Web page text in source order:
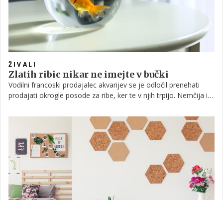
ŽIVALI
Zlatih ribic nikar ne imejte v bučki
Vodilni francoski prodajalec akvarijev se je odločil prenehati
prodajati okrogle posode za ribe, ker te v njih trpijo. Nemčija in
omenjene 'bučke' za ribe.